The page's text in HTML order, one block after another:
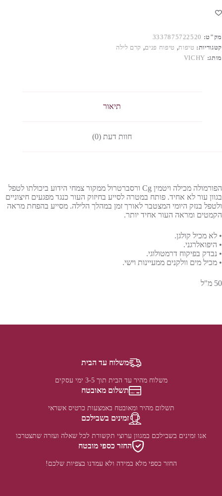
מק"ט: 3337875722520
קטגוריות: טיפוח, טיפוח פנים, קרם לילה
מותג: VICHY
תיאור
חוות דעת (0)
הפורמולה מכילה ויטמין Cg ורסברטרול ממקור צמחי הידוע ביכולתו לטפל
בגוון עור לא אחיד. פותח במטרה לסייע בחיזוק העור כנגד מפגעים חיצוניים
ולטפל בנזק היומי המצטבר לאורך זמן במהלך הלילה. מסייע בהפחת מראה
הקמטים ומראה העור אחיד יותר.
• לא מכיל קולגן.
• היפואלרגני.
• נבדק בפיקוח דרמטולוגי.
• מכיל מים וולקנים ממעיינות וישי.
50 מ"ל
משלוח עד הבית
משלוח מהיר עד הבית תוך 3-5 ימי עסקים
תשלום מאובטח
תשלום מהיר ומאובטח באמצעות כרטיס אשראי
זמינים בשבילכם
אנו זמינים בשבילכם במגוון ערוצי תקשורת לכל שאלה ועזרה שתצטרכו
החזר כספי מובטח
החזר כספי מלא במידה ולא עמדנו בצפיות שלכם!